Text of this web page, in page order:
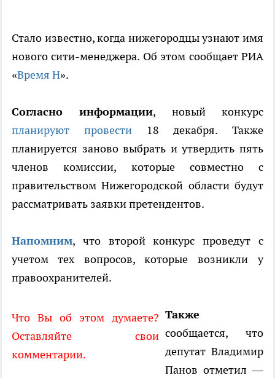
Стало известно, когда нижегородцы узнают имя
нового сити-менеджера. Об этом сообщает РИА
«Время Н».
Согласно информации, новый конкурс
планируют провести18 декабря. Также
планируется заново выбрать и утвердить пять
членов комиссии, которые совместно с
правительством Нижегородской области будут
рассматривать заявки претендентов.
Напомним, что второй конкурс проведут с
учетом тех вопросов, которые возникли у
правоохранителей.
Что Вы об этом думаете?
Оставляйте свои
комментарии.
Также
сообщается, что
депутат Владимир
Панов отметил —